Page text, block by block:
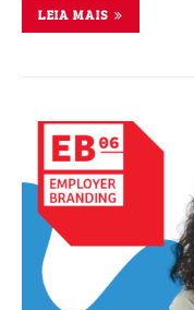
LEIA MAIS